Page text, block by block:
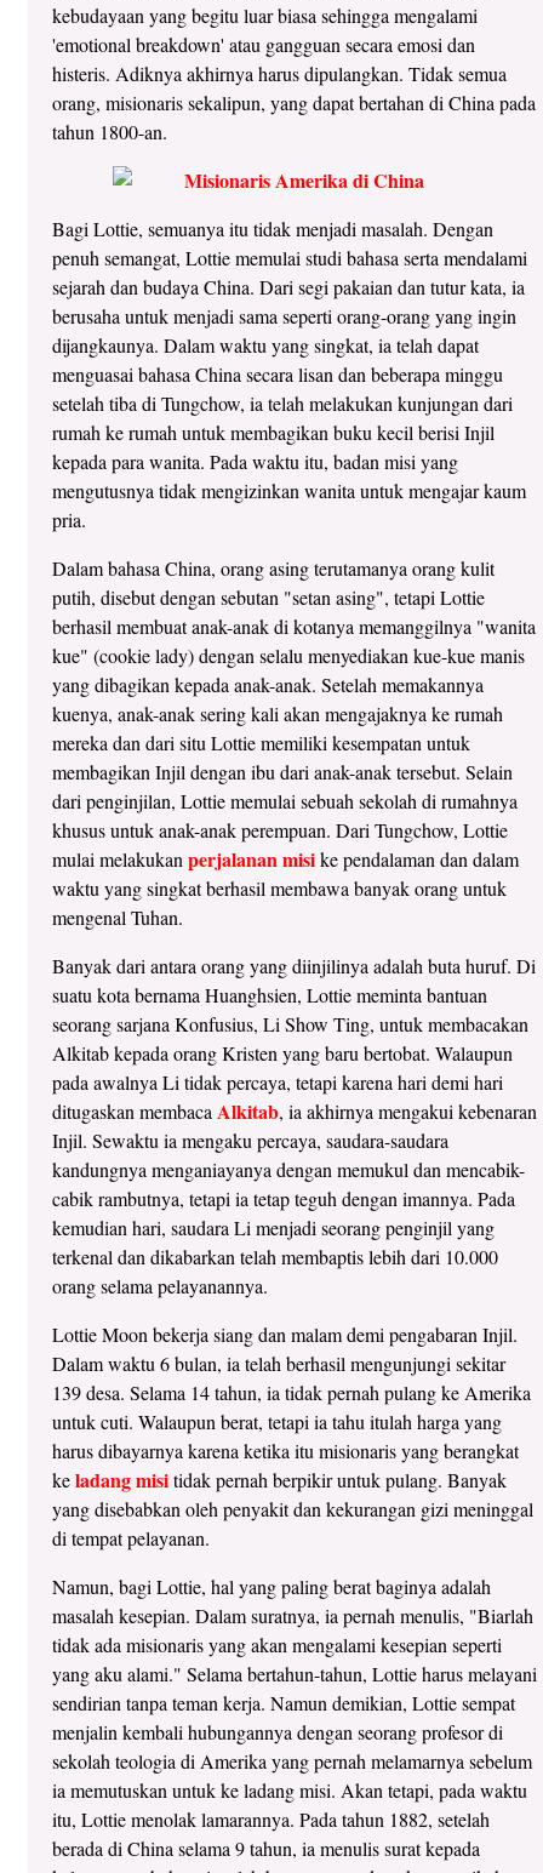
kebudayaan yang begitu luar biasa sehingga mengalami
'emotional breakdown' atau gangguan secara emosi dan
histeris. Adiknya akhirnya harus dipulangkan. Tidak semua
orang, misionaris sekalipun, yang dapat bertahan di China pada
tahun 1800-an.
Bagi Lottie, semuanya itu tidak menjadi masalah. Dengan
penuh semangat, Lottie memulai studi bahasa serta mendalami
sejarah dan budaya China. Dari segi pakaian dan tutur kata, ia
berusaha untuk menjadi sama seperti orang-orang yang ingin
dijangkaunya. Dalam waktu yang singkat, ia telah dapat
menguasai bahasa China secara lisan dan beberapa minggu
setelah tiba di Tungchow, ia telah melakukan kunjungan dari
rumah ke rumah untuk membagikan buku kecil berisi Injil
kepada para wanita. Pada waktu itu, badan misi yang
mengutusnya tidak mengizinkan wanita untuk mengajar kaum
pria.
Dalam bahasa China, orang asing terutamanya orang kulit
putih, disebut dengan sebutan "setan asing", tetapi Lottie
berhasil membuat anak-anak di kotanya memanggilnya "wanita
kue" (cookie lady) dengan selalu menyediakan kue-kue manis
yang dibagikan kepada anak-anak. Setelah memakannya
kuenya, anak-anak sering kali akan mengajaknya ke rumah
mereka dan dari situ Lottie memiliki kesempatan untuk
membagikan Injil dengan ibu dari anak-anak tersebut. Selain
dari penginjilan, Lottie memulai sebuah sekolah di rumahnya
khusus untuk anak-anak perempuan. Dari Tungchow, Lottie
mulai melakukanperjalanan misike pendalaman dan dalam
waktu yang singkat berhasil membawa banyak orang untuk
mengenal Tuhan.
Banyak dari antara orang yang diinjilinya adalah buta huruf. Di
suatu kota bernama Huanghsien, Lottie meminta bantuan
seorang sarjana Konfusius, Li Show Ting, untuk membacakan
Alkitab kepada orang Kristen yang baru bertobat. Walaupun
pada awalnya Li tidak percaya, tetapi karena hari demi hari
ditugaskan membaca Alkitab, ia akhirnya mengakui kebenaran
Injil. Sewaktu ia mengaku percaya, saudara-saudara
kandungnya menganiayanya dengan memukul dan mencabik-
cabik rambutnya, tetapi ia tetap teguh dengan imannya. Pada
kemudian hari, saudara Li menjadi seorang penginjil yang
terkenal dan dikabarkan telah membaptis lebih dari 10.000
orang selama pelayanannya.
Lottie Moon bekerja siang dan malam demi pengabaran Injil.
Dalam waktu 6 bulan, ia telah berhasil mengunjungi sekitar
139 desa. Selama 14 tahun, ia tidak pernah pulang ke Amerika
untuk cuti. Walaupun berat, tetapi ia tahu itulah harga yang
harus dibayarnya karena ketika itu misionaris yang berangkat
keladang misitidak pernah berpikir untuk pulang. Banyak
yang disebabkan oleh penyakit dan kekurangan gizi meninggal
di tempat pelayanan.
Namun, bagi Lottie, hal yang paling berat baginya adalah
masalah kesepian. Dalam suratnya, ia pernah menulis, "Biarlah
tidak ada misionaris yang akan mengalami kesepian seperti
yang aku alami." Selama bertahun-tahun, Lottie harus melayani
sendirian tanpa teman kerja. Namun demikian, Lottie sempat
menjalin kembali hubungannya dengan seorang profesor di
sekolah teologia di Amerika yang pernah melamarnya sebelum
ia memutuskan untuk ke ladang misi. Akan tetapi, pada waktu
itu, Lottie menolak lamarannya. Pada tahun 1882, setelah
berada di China selama 9 tahun, ia menulis surat kepada